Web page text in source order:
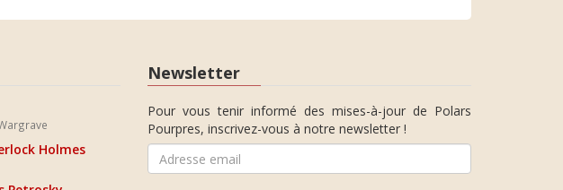
Holmes
Newsletter
Pour vous tenir informé des mises-à-jour de Polars
Pourpres, inscrivez-vous à notre newsletter !